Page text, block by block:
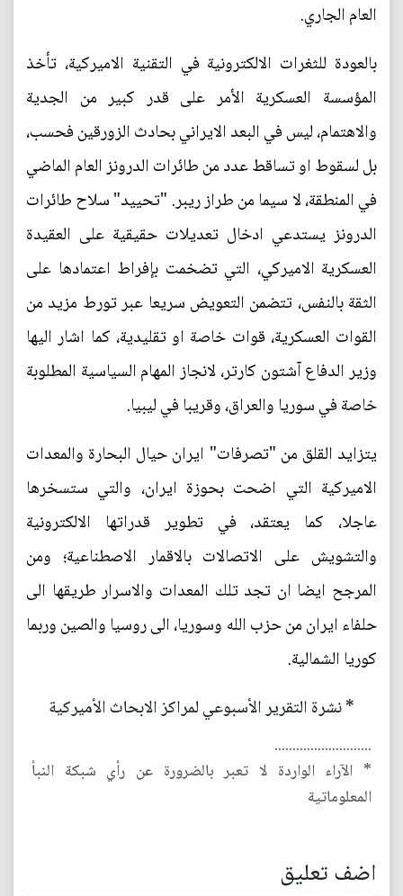
العام الجاري.
بالعودة للثغرات الالكترونية في التقنية الاميركية، تأخذ
المؤسسة العسكرية الأمر على قدر كبير من الجدية
والاهتمام، ليس في البعد الايراني بحادث الزورقين فحسب،
بل لسقوط او تساقط عدد من طائرات الدرونز العام الماضي
في المنطقة، لا سيما من طراز ريبر. "تحييد" سلاح طائرات
الدرونز يستدعي ادخال تعديلات حقيقية على العقيدة
العسكرية الاميركي، التي تضخمت بإفراط اعتمادها على
الثقة بالنفس، تتضمن التعويض سريعا عبر تورط مزيد من
القوات العسكرية، قوات خاصة او تقليدية، كما اشار اليها
وزير الدفاع آشتون كارتر، لانجاز المهام السياسية المطلوبة
خاصة في سوريا والعراق، وقريبا في ليبيا.
يتزايد القلق من "تصرفات" ايران حيال البحارة والمعدات
الاميركية التي اضحت بحوزة ايران، والتي ستسخرها
عاجلا، كما يعتقد، في تطوير قدراتها الالكترونية
والتشويش على الاتصالات بالاقمار الاصطناعية؛ ومن
المرجح ايضا ان تجد تلك المعدات والاسرار طريقها الى
حلفاء ايران من حزب الله وسوريا، الى روسيا والصين وربما
كوريا الشمالية.
* نشرة التقرير الأسبوعي لمراكز الابحاث الأميركية
...........................
* الآراء الواردة لا تعبر بالضرورة عن رأي شبكة النبأ
المعلوماتية
اضف تعليق